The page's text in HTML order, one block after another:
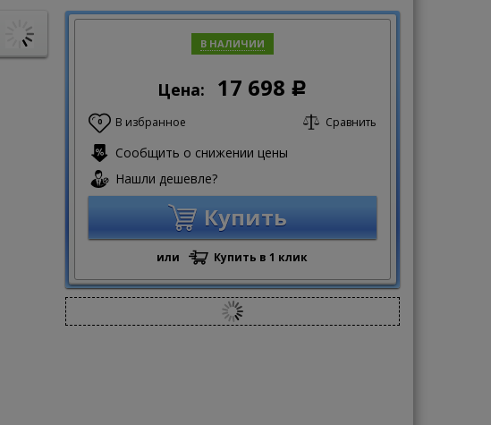
В НАЛИЧИИ
Цена: 17 698 Р
0 В избранное Сравнить
Сообщить о снижении цены
Нашли дешевле?
Купить
или Купить в 1 клик